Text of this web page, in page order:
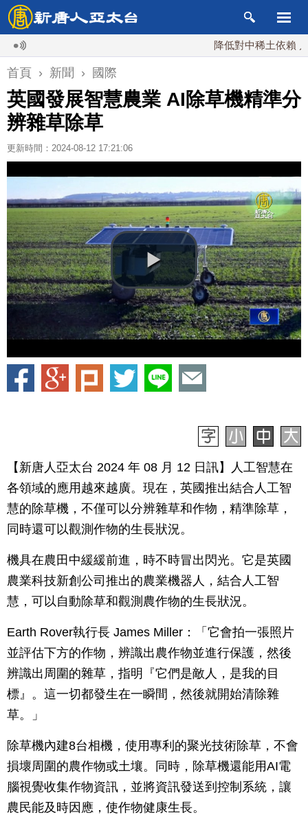
降低對中稀土依賴 川普宣
首頁 › 新聞 › 國際
英國發展智慧農業 AI除草機精準分
辨雜草除草
更新時間：2024-08-12 17:21:06
【新唐人亞太台 2024 年 08 月 12 日訊】人工智慧在
各領域的應用越來越廣。現在，英國推出結合人工智
慧的除草機，不僅可以分辨雜草和作物，精準除草，
同時還可以觀測作物的生長狀況。
機具在農田中緩緩前進，時不時冒出閃光。它是英國
農業科技新創公司推出的農業機器人，結合人工智
慧，可以自動除草和觀測農作物的生長狀況。
Earth Rover執行長 James Miller：「它會拍一張照片
並評估下方的作物，辨識出農作物並進行保護，然後
辨識出周圍的雜草，指明『它們是敵人，是我的目
標』。這一切都發生在一瞬間，然後就開始清除雜
草。」
除草機內建8台相機，使用專利的聚光技術除草，不會
損壞周圍的農作物或土壤。同時，除草機還能用AI電
腦視覺收集作物資訊，並將資訊發送到控制系統，讓
農民能及時因應，使作物健康生長。